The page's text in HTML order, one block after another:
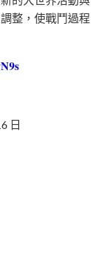
整，使戰鬥過程
日